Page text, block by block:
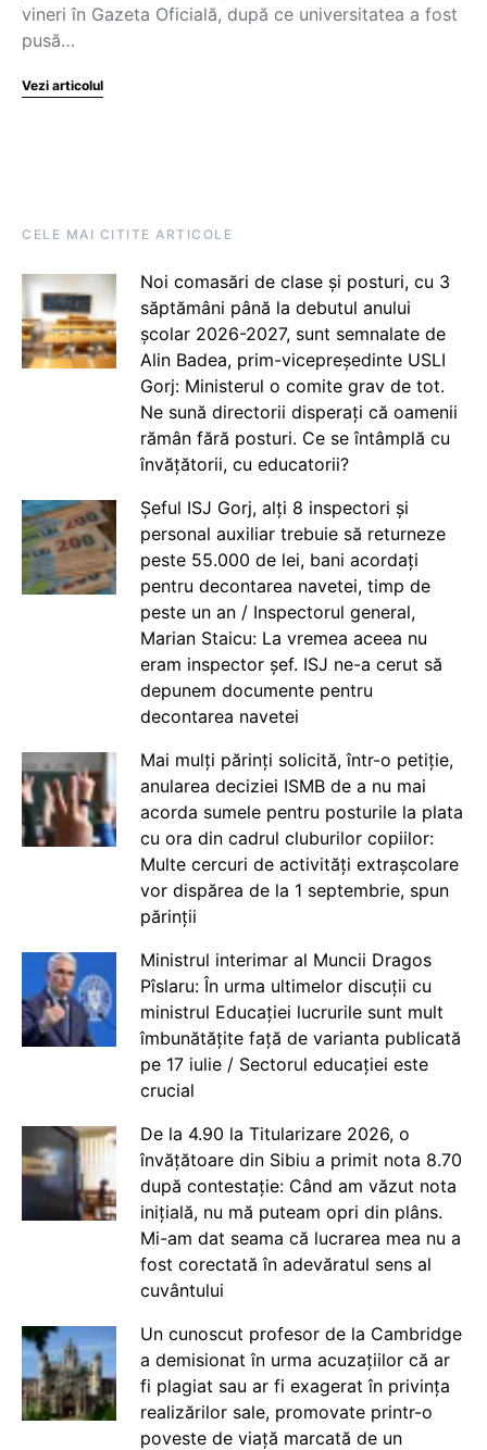
vineri în Gazeta Oficială, după ce universitatea a fost
pusă…
Vezi articolul
CELE MAI CITITE ARTICOLE
Noi comasări de clase și posturi, cu 3
săptămâni până la debutul anului
școlar 2026-2027, sunt semnalate de
Alin Badea, prim-vicepreședinte USLI
Gorj: Ministerul o comite grav de tot.
Ne sună directorii disperați că oamenii
rămân fără posturi. Ce se întâmplă cu
învățătorii, cu educatorii?
Șeful ISJ Gorj, alți 8 inspectori și
personal auxiliar trebuie să returneze
peste 55.000 de lei, bani acordați
pentru decontarea navetei, timp de
peste un an / Inspectorul general,
Marian Staicu: La vremea aceea nu
eram inspector șef. ISJ ne-a cerut să
depunem documente pentru
decontarea navetei
Mai mulți părinți solicită, într-o petiție,
anularea deciziei ISMB de a nu mai
acorda sumele pentru posturile la plata
cu ora din cadrul cluburilor copiilor:
Multe cercuri de activități extrașcolare
vor dispărea de la 1 septembrie, spun
părinții
Ministrul interimar al Muncii Dragos
Pîslaru: În urma ultimelor discuții cu
ministrul Educației lucrurile sunt mult
îmbunătățite față de varianta publicată
pe 17 iulie / Sectorul educației este
crucial
De la 4.90 la Titularizare 2026, o
învățătoare din Sibiu a primit nota 8.70
după contestație: Când am văzut nota
inițială, nu mă puteam opri din plâns.
Mi-am dat seama că lucrarea mea nu a
fost corectată în adevăratul sens al
cuvântului
Un cunoscut profesor de la Cambridge
a demisionat în urma acuzațiilor că ar
fi plagiat sau ar fi exagerat în privința
realizărilor sale, promovate printr-o
poveste de viață marcată de un